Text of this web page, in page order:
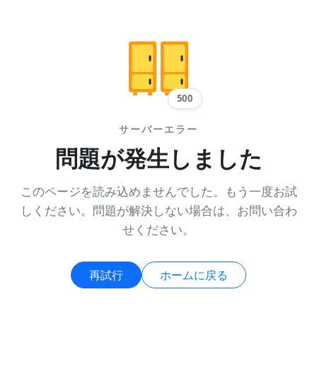
500
サーバーエラー
問題が発生しました
このページを読み込めませんでした。もう一度お試
しください。問題が解決しない場合は、お問い合わ
せください。
再試行 ホームに戻る